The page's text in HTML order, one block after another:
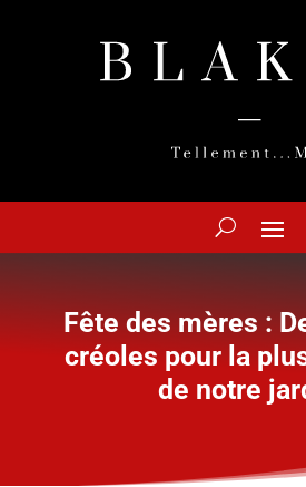
Fête des mères :
créoles pour la
de notre